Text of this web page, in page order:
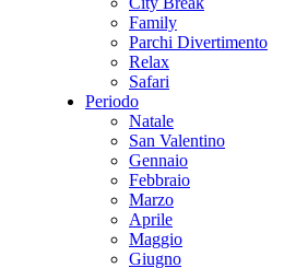
Family
Parchi Divertimento
Relax
Safari
Periodo
Natale
San Valentino
Gennaio
Febbraio
Marzo
Aprile
Maggio
Giugno